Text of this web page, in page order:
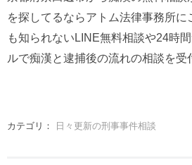
を探してるならアトム法律事務所に
も知られないLINE無料相談や24時
ルで痴漢と逮捕後の流れの相談を受
カテゴリ： 日々更新の刑事事件相談